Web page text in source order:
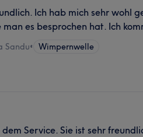
Ich hab mich sehr wohl
es besprochen hat. Ich
Sandu• Wimpernwelle
Service. Sie ist sehr